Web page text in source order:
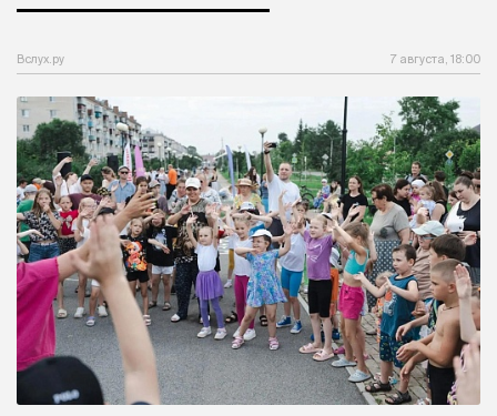
Вслух.ру 7 августа, 18:00